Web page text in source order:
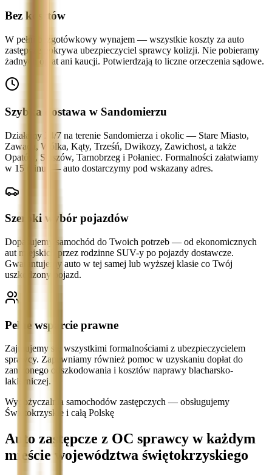
Bez kosztów
W pełni bezgotówkowy wynajem — wszystkie koszty za auto
zastępcze pokrywa ubezpieczyciel sprawcy kolizji. Nie pobieramy
żadnych opłat ani kaucji. Potwierdzają to liczne orzeczenia sądowe.
Szybka dostawa w Sandomierzu
Działamy 24/7 na terenie Sandomierza i okolic — Stare Miasto,
Zawada, Wólka, Kąty, Trześń, Dwikozy, Zawichost, a także
Opatów, Staszów, Tarnobrzeg i Połaniec. Formalności załatwiamy
w 15 minut — auto dostarczymy pod wskazany adres.
Szeroki wybór pojazdów
Dopasujemy samochód do Twoich potrzeb — od ekonomicznych
aut miejskich przez rodzinne SUV-y po pojazdy dostawcze.
Gwarantujemy auto w tej samej lub wyższej klasie co Twój
uszkodzony pojazd.
Pełne wsparcie prawne
Zajmujemy się wszystkimi formalnościami z ubezpieczycielem
sprawcy. Zapewniamy również pomoc w uzyskaniu dopłat do
zaniżonego odszkodowania i kosztów naprawy blacharsko-
lakierniczej.
Wypożyczalnia samochodów zastępczych — obsługujemy
Świętokrzyskie i całą Polskę
Auto zastępcze z OC sprawcy w każdym
mieście województwa świętokrzyskiego